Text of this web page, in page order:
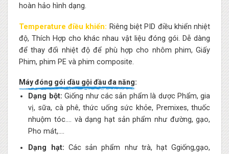
hoàn hảo hình dạng.
Temperature điều khiển: Riêng biệt PID điều khiển nhiệt
độ, Thích Hợp cho khác nhau vật liệu đóng gói. Dễ dàng
để thay đổi nhiệt độ để phù hợp cho nhôm phim, Giấy
Phim, phim PE và phim composite.
Máy đóng gói dầu gội đầu đa năng:
Dạng bột: Giống như các sản phẩm là dược Phẩm, gia
vị, sữa, cà phê, thức uống sức khỏe, Premixes, thuốc
nhuộm tóc…. và dạng hạt sản phẩm như đường, gạo,
Pho mát,….
Dạng hạt: Các sản phẩm như trà, hạt Ggiống,gạo,